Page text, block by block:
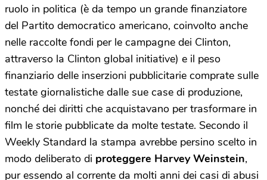
ruolo in politica (è da tempo un grande finanziatore
del Partito democratico americano, coinvolto anche
nelle raccolte fondi per le campagne dei Clinton,
attraverso la Clinton global initiative) e il peso
finanziario delle inserzioni pubblicitarie comprate sulle
testate giornalistiche dalle sue case di produzione,
nonché dei diritti che acquistavano per trasformare in
film le storie pubblicate da molte testate. Secondo il
Weekly Standard la stampa avrebbe persino scelto in
modo deliberato di proteggere Harvey Weinstein,
pur essendo al corrente da molti anni dei casi di abusi